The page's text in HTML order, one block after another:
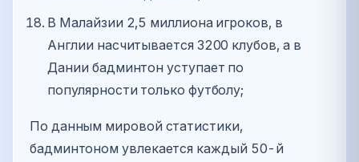
В Малайзии 2,5 миллиона игроков, в
Англии насчитывается 3200 клубов, а в
Дании бадминтон уступает по
популярности только футболу;
По данным мировой статистики,
бадминтоном увлекается каждый 50-й